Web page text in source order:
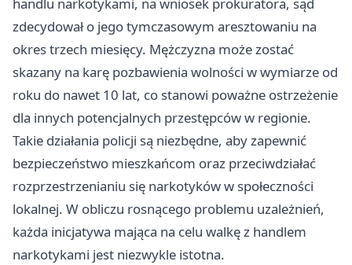
handlu narkotykami, na wniosek prokuratora, sąd
zdecydował o jego tymczasowym aresztowaniu na
okres trzech miesięcy. Mężczyzna może zostać
skazany na karę pozbawienia wolności w wymiarze od
roku do nawet 10 lat, co stanowi poważne ostrzeżenie
dla innych potencjalnych przestępców w regionie.
Takie działania policji są niezbędne, aby zapewnić
bezpieczeństwo mieszkańcom oraz przeciwdziałać
rozprzestrzenianiu się narkotyków w społeczności
lokalnej. W obliczu rosnącego problemu uzależnień,
każda inicjatywa mająca na celu walkę z handlem
narkotykami jest niezwykle istotna.